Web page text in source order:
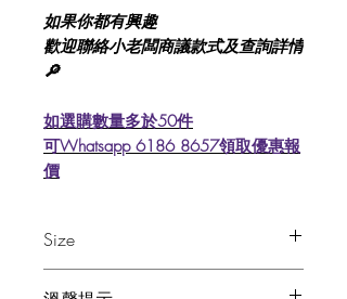
如果你都有興趣
歡迎聯絡小老闆商議款式及查詢詳情
🔎
如選購數量多於50件
可Whatsapp 6186 8657領取優惠報
價
Size